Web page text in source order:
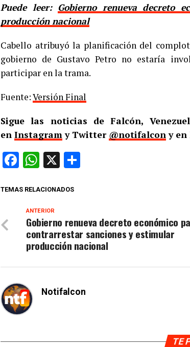
Puede leer: Gobierno renueva decreto
producción nacional
Cabello atribuyó la planificación del
gobierno de Gustavo Petro no estaría
participar en la trama.
Fuente:Versión Final
Sigue las noticias de Falcón,
en Instagramy Twitter @notifalcony en
Facebook
WhatsApp
X
TEMAS RELACIONADOS
ANTERIOR
Gobierno renueva decreto económico
contrarrestar sanciones y estimular
producción nacional
Notifalcon
TE